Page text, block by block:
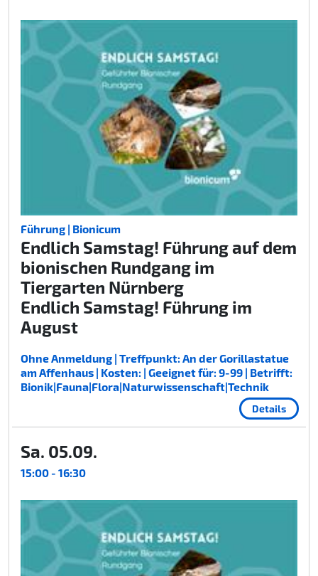
Führung | Bionicum
Endlich Samstag! Führung auf dem
bionischen Rundgang im
Tiergarten Nürnberg
Endlich Samstag! Führung im
August
Ohne Anmeldung | Treffpunkt: An der Gorillastatue
am Affenhaus | Kosten: | Geeignet für: 9-99 | Betrifft:
Bionik|Fauna|Flora|Naturwissenschaft|Technik
Details
Sa. 05.09.
15:00 - 16:30